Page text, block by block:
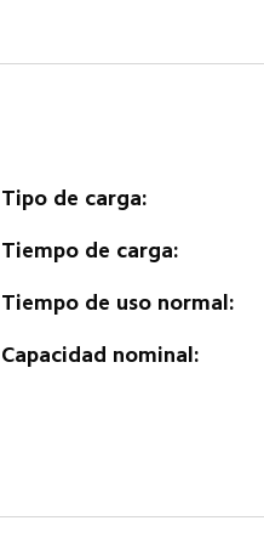
Tipo de carga:
Tiempo de carga:
Tiempo de uso normal:
Capacidad nominal: